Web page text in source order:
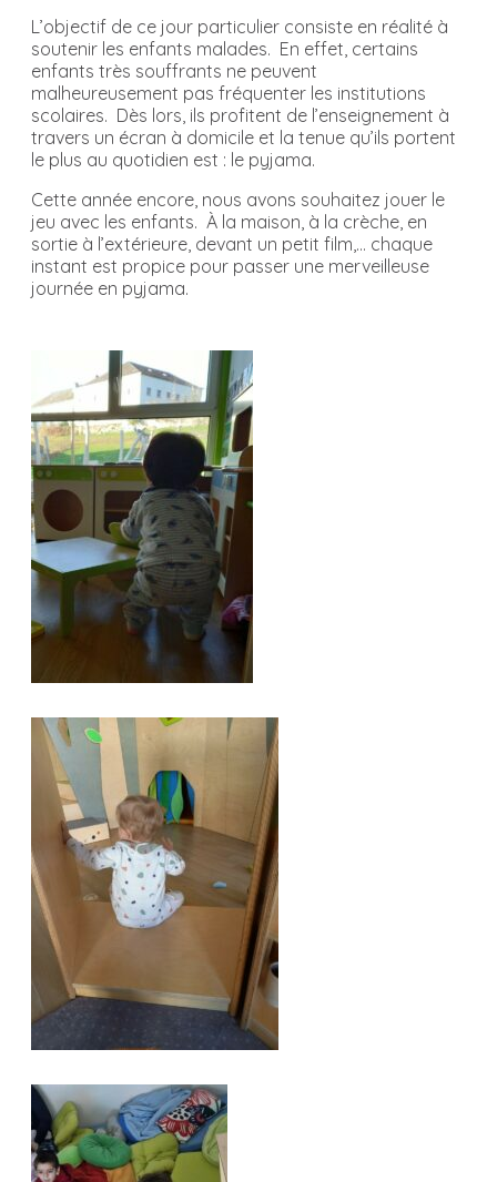
L’objectif de ce jour particulier consiste en réalité à
soutenir les enfants malades. En effet, certains
enfants très souffrants ne peuvent
malheureusement pas fréquenter les institutions
scolaires. Dès lors, ils profitent de l’enseignement à
travers un écran à domicile et la tenue qu’ils portent
le plus au quotidien est : le pyjama.
Cette année encore, nous avons souhaitez jouer le
jeu avec les enfants. À la maison, à la crèche, en
sortie à l’extérieure, devant un petit film,… chaque
instant est propice pour passer une merveilleuse
journée en pyjama.